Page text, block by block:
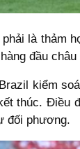
phải là thảm
đầu
kiểm
thúc. Điều
đối phương.